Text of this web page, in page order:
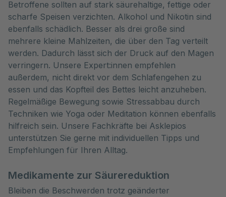
Betroffene sollten auf stark säurehaltige, fettige oder
scharfe Speisen verzichten. Alkohol und Nikotin sind
ebenfalls schädlich. Besser als drei große sind
mehrere kleine Mahlzeiten, die über den Tag verteilt
werden. Dadurch lässt sich der Druck auf den Magen
verringern. Unsere Expert:innen empfehlen
außerdem, nicht direkt vor dem Schlafengehen zu
essen und das Kopfteil des Bettes leicht anzuheben.
Regelmäßige Bewegung sowie Stressabbau durch
Techniken wie Yoga oder Meditation können ebenfalls
hilfreich sein. Unsere Fachkräfte bei Asklepios
unterstützen Sie gerne mit individuellen Tipps und
Empfehlungen für Ihren Alltag.
Medikamente zur Säurereduktion
Bleiben die Beschwerden trotz geänderter